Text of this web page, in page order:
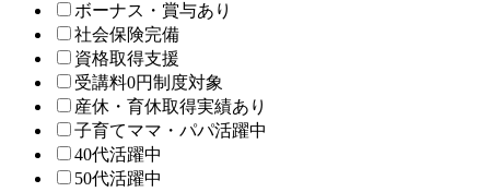
ボーナス・賞与あり
社会保険完備
資格取得支援
受講料0円制度対象
産休・育休取得実績あり
子育てママ・パパ活躍中
40代活躍中
50代活躍中